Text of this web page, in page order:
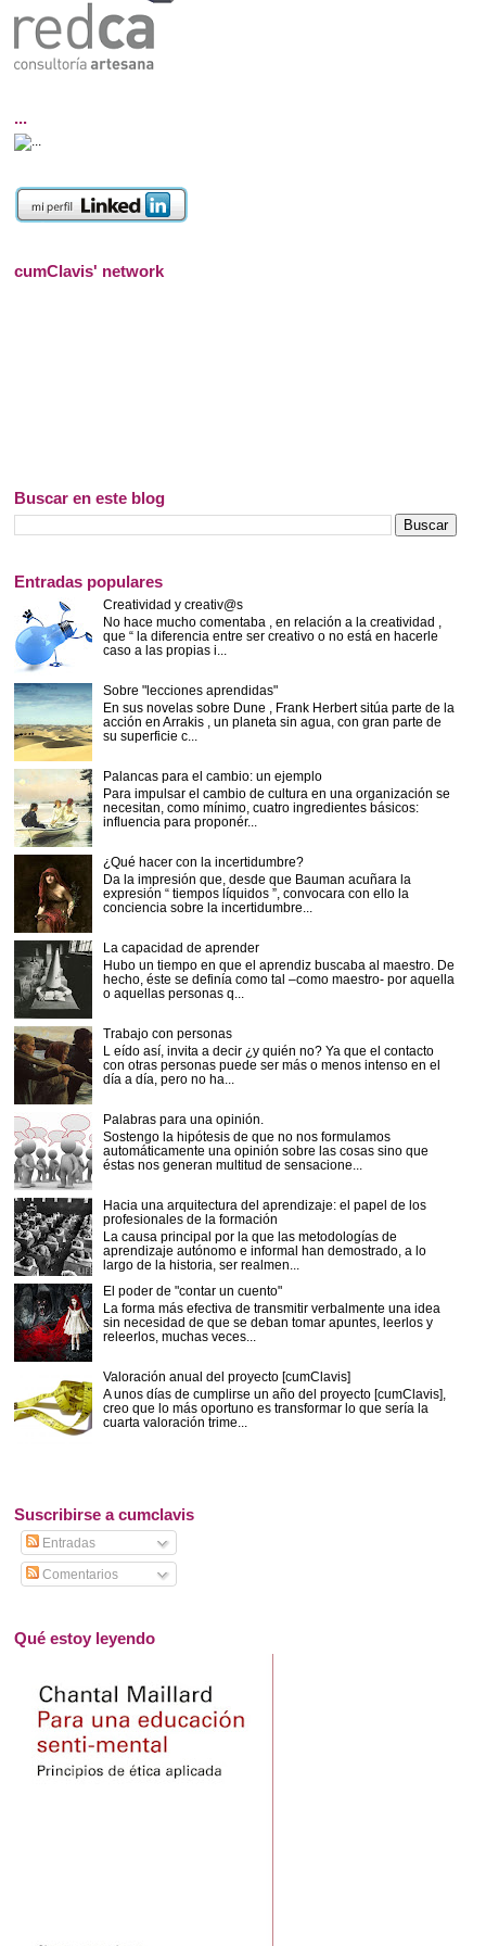
...
cumClavis' network
Buscar en este blog
Entradas populares
Creatividad y creativ@s
No hace mucho comentaba , en relación a la creatividad ,
que “ la diferencia entre ser creativo o no está en hacerle
caso a las propias i...
Sobre "lecciones aprendidas"
En sus novelas sobre Dune , Frank Herbert sitúa parte de la
acción en Arrakis , un planeta sin agua, con gran parte de
su superficie c...
Palancas para el cambio: un ejemplo
Para impulsar el cambio de cultura en una organización se
necesitan, como mínimo, cuatro ingredientes básicos:
influencia para proponér...
¿Qué hacer con la incertidumbre?
Da la impresión que, desde que Bauman acuñara la
expresión “ tiempos líquidos ”, convocara con ello la
conciencia sobre la incertidumbre...
La capacidad de aprender
Hubo un tiempo en que el aprendiz buscaba al maestro. De
hecho, éste se definía como tal –como maestro- por aquella
o aquellas personas q...
Trabajo con personas
L eído así, invita a decir ¿y quién no? Ya que el contacto
con otras personas puede ser más o menos intenso en el
día a día, pero no ha...
Palabras para una opinión.
Sostengo la hipótesis de que no nos formulamos
automáticamente una opinión sobre las cosas sino que
éstas nos generan multitud de sensacione...
Hacia una arquitectura del aprendizaje: el papel de los
profesionales de la formación
La causa principal por la que las metodologías de
aprendizaje autónomo e informal han demostrado, a lo
largo de la historia, ser realmen...
El poder de "contar un cuento"
La forma más efectiva de transmitir verbalmente una idea
sin necesidad de que se deban tomar apuntes, leerlos y
releerlos, muchas veces...
Valoración anual del proyecto [cumClavis]
A unos días de cumplirse un año del proyecto [cumClavis],
creo que lo más oportuno es transformar lo que sería la
cuarta valoración trime...
Suscribirse a cumclavis
Entradas
Comentarios
Qué estoy leyendo